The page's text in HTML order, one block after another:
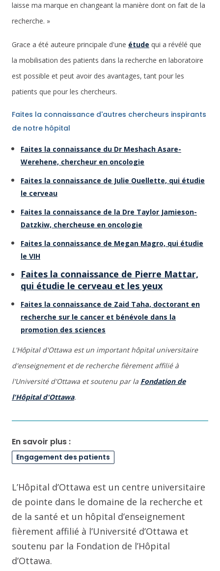
laisse ma marque en changeant la manière dont on fait de la
recherche. »
Grace a été auteure principale d'une étude qui a révélé que
la mobilisation des patients dans la recherche en laboratoire
est possible et peut avoir des avantages, tant pour les
patients que pour les chercheurs.
Faites la connaissance d'autres chercheurs inspirants
de notre hôpital
Faites la connaissance du Dr Meshach Asare-
Werehene, chercheur en oncologie
Faites la connaissance de Julie Ouellette, qui étudie
le cerveau
Faites la connaissance de la Dre Taylor Jamieson-
Datzkiw, chercheuse en oncologie
Faites la connaissance de Megan Magro, qui étudie
le VIH
Faites la connaissance de Pierre Mattar,
qui étudie le cerveau et les yeux
Faites la connaissance de Zaid Taha, doctorant en
recherche sur le cancer et bénévole dans la
promotion des sciences
L'Hôpital d'Ottawa est un important hôpital universitaire
d'enseignement et de recherche fièrement affilié à
l'Université d'Ottawa et soutenu par la Fondation de
l'Hôpital d'Ottawa.
En savoir plus :
Engagement des patients
L’Hôpital d’Ottawa est un centre universitaire
de pointe dans le domaine de la recherche et
de la santé et un hôpital d’enseignement
fièrement affilié à l’Université d’Ottawa et
soutenu par la Fondation de l’Hôpital
d’Ottawa.